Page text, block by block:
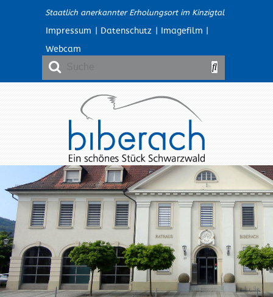
Staatlich anerkannter Erholungsort im Kinzigtal
Impressum | Datenschutz | Imagefilm |
Webcam